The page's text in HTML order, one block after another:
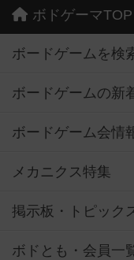
ボドゲーマTOP
ボードゲームを検
ボードゲームの新
ボードゲーム会情
メカニクス特集
掲示板・トピック
ボドとも・会員一